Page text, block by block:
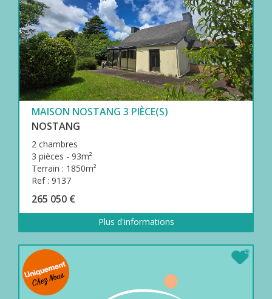
MAISON NOSTANG 3 PIÈCE(S)
NOSTANG
2 chambres
3 pièces - 93m²
Terrain : 1850m²
Ref : 9137
265 050 €
Plus d'informations